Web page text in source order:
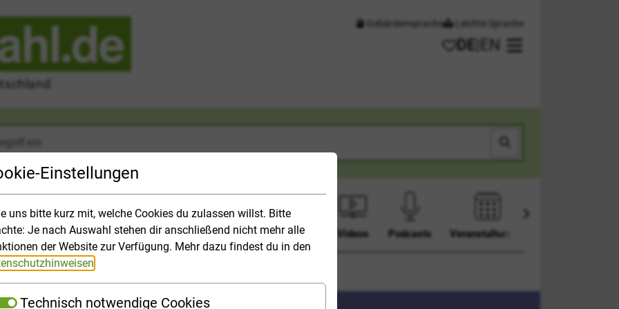
Einstellungen
uns bitte kurz mit, welche Cookies du zulassen willst. Bitte
Je nach Auswahl stehen dir anschließend nicht mehr alle
der Website zur Verfügung. Mehr dazu findest du in den
Technisch notwendige Cookies
Gebärdensprache Leichte Sprache
Meine Favoriten
DE EN
Hochschulpanorama Bewerbung Finanzen Top-Themen Videos Podcasts Veranstaltungen